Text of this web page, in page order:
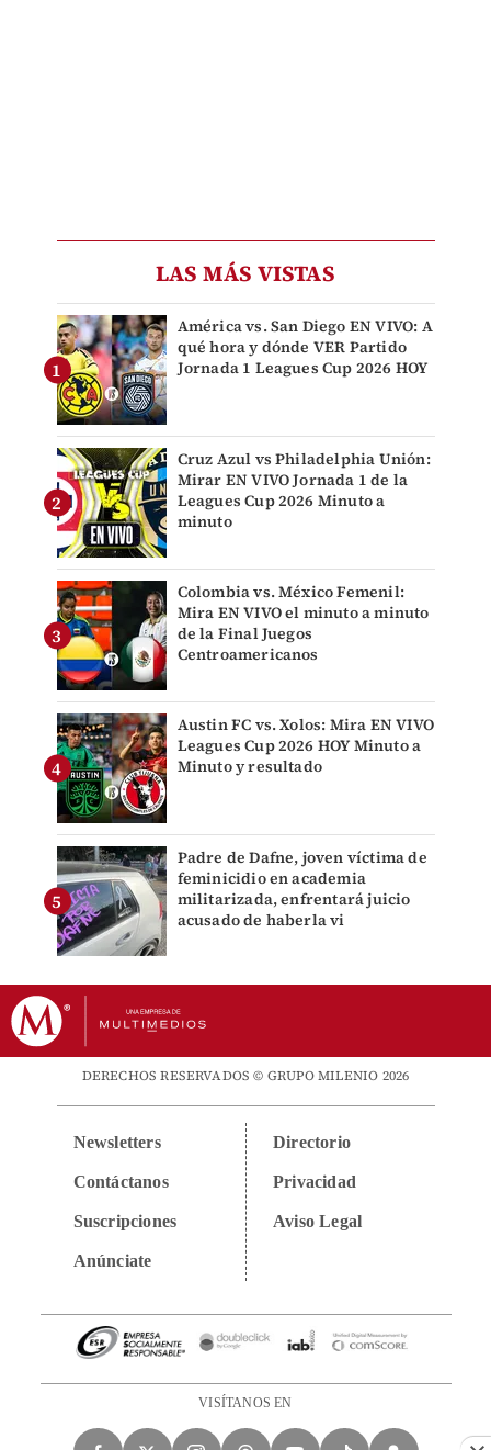
LAS MÁS VISTAS
América vs. San Diego EN VIVO: A
qué hora y dónde VER Partido
Jornada 1 Leagues Cup 2026 HOY
Cruz Azul vs Philadelphia Unión:
Mirar EN VIVO Jornada 1 de la
Leagues Cup 2026 Minuto a
minuto
Colombia vs. México Femenil:
Mira EN VIVO el minuto a minuto
de la Final Juegos
Centroamericanos
Austin FC vs. Xolos: Mira EN VIVO
Leagues Cup 2026 HOY Minuto a
Minuto y resultado
Padre de Dafne, joven víctima de
feminicidio en academia
militarizada, enfrentará juicio
acusado de haberla vi
DERECHOS RESERVADOS © GRUPO MILENIO 2026
Newsletters
Contáctanos
Suscripciones
Anúnciate
Directorio
Privacidad
Aviso Legal
VISÍTANOS EN